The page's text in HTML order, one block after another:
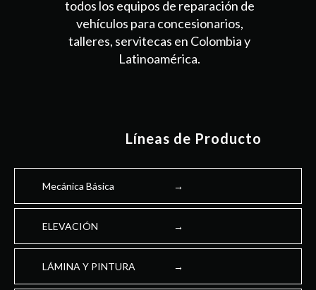
todos los equipos de reparación de
vehículos para concesionarios,
talleres, servitecas en Colombia y
Latinoamérica.
Líneas de Producto
Mecánica Básica
ELEVACIÓN
LÁMINA Y PINTURA